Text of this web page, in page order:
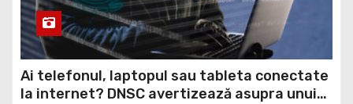
Ai telefonul, laptopul sau tableta conectate
la internet? DNSC avertizează asupra unui